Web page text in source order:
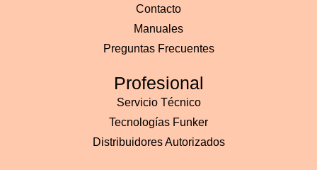
Contacto
Manuales
Preguntas Frecuentes
Profesional
Servicio Técnico
Tecnologías Funker
Distribuidores Autorizados